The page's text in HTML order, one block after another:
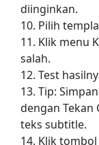
diinginkan.
10. Pilih
11. Klik menu
salah.
12. Test
13. Tip:
dengan Tekan
teks subtitle.
14. Klik